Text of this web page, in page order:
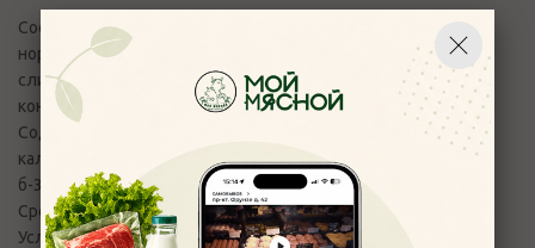
Состав: мука в/с,вода,яйцо,сливки
нормализированные,молоко сгущеное с сахаром,масло
сливочное, повидло с яблоком,пектин,вишня
консервированная,стружка кокосовая,кислота сорбиновая
Содержание пищевой, энергетической ценности,
калорийности на 100 гр продукта (белки, жиры, углеводы) :
б-3,55, ж-6,39, у-34,32, 208,94/874,79 кдж
Срок годности изделия в сутках: 5
Условия хранения:4 +/- 2